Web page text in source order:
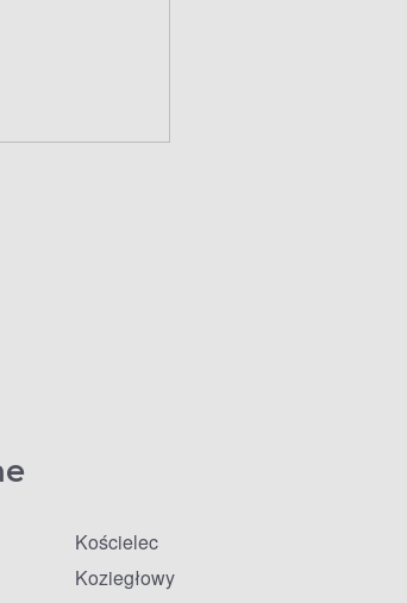
Kościelec
Koziegłowy